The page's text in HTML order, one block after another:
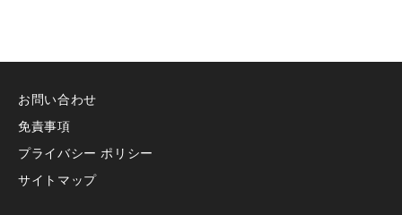
お問い合わせ
免責事項
プライバシー ポリシー
サイトマップ